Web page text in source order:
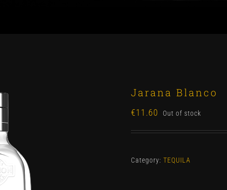
Jarana Blanco
€11.60 Out of stock
Category: TEQUILA